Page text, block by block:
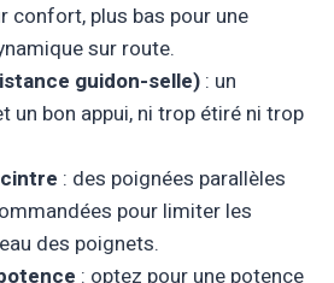
confort, plus bas pour une
sur route.
guidon-selle) : un
un bon appui, ni trop étiré ni trop
: des poignées parallèles
pour limiter les
des poignets.
: optez pour une potence